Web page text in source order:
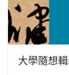
大學隨想